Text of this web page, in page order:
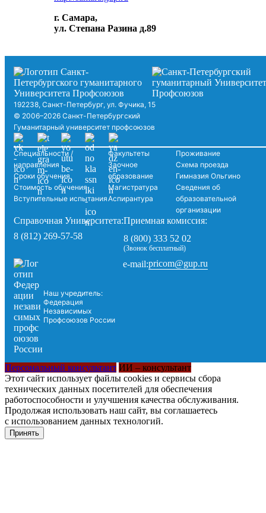
г. Самара,
ул. Степана Разина д.89
192238, Санкт-Петербург, ул. Фучика, 15
© 2006–2026 Санкт-Петербургский
Гуманитарный университет профсоюзов
Специальности /
направления
Сроки обучения
Стоимость обучения
Вступительные испытания
Факультеты
Заочное
образование
Магистратура
Аспирантура
Проживание
Схема проезда
Гимназия Ольгино
Сведения об
образовательной
организации
Справочная Университета:
8 (812) 269-57-58
Приемная комиссия:
8 (800) 333 52 02
(Звонок бесплатный)
Наш учредитель:
Федерация
Независимых
Профсоюзов России
e-mail:pricom@gup.ru
Персональный консультант ИИ – консультант
Этот сайт использует файлы cookies и сервисы сбора
технических данных посетителей для обеспечения
работоспособности и улучшения качества обслуживания.
Продолжая использовать наш сайт, вы соглашаетесь
с использованием данных технологий.
Принять